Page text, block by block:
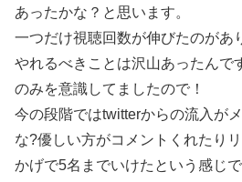
あったかな？と思います。
一つだけ視聴回数が伸びたのがあ
やれるべきことは沢山あったんで
のみを意識してましたので！
今の段階ではtwitterからの流入が
な?優しい方がコメントくれたり
かげで5名までいけたという感じで